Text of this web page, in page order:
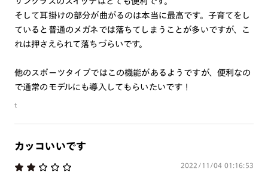
とプレートが外れる恐れがあります。
・テンプルの開閉はプレートを外した状態で行って下さい。
・高温の場所で使用・保管をしないで下さい。
・金属のような硬いものとの接触は、傷の原因となるため避け
・レンズ破損の原因となりますので、なるべく水に触れないよ
うご注意下さい。万が一、レンズに水がついてしまった場合は
速やかに柔らかい布等で拭き取って下さい。また、超音波洗浄
・本製品を使用中に見え方の違和感・頭痛・体調不良等が生じ
た場合は直ちに使用を中止し、医師にご相談下さい。
そして耳掛けの部分が曲がるのは本当に最高です。子育てをし
ていると普通のメガネでは落ちてしまうことが多いですが、こ
れは押さえられて落ちづらいです。
他のスポーツタイプではこの機能があるようですが、便利なの
で通常のモデルにも導入してもらいたいです！
t
カッコいいです
2022/11/04 01:16:53